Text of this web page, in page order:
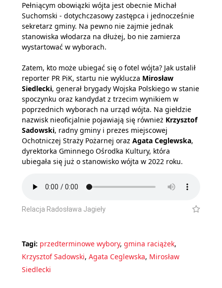
Pełniącym obowiązki wójta jest obecnie Michał
Suchomski - dotychczasowy zastępca i jednocześnie
sekretarz gminy. Na pewno nie zajmie jednak
stanowiska włodarza na dłużej, bo nie zamierza
wystartować w wyborach.
Zatem, kto może ubiegać się o fotel wójta? Jak ustalił
reporter PR PiK, startu nie wyklucza Mirosław
Siedlecki, generał brygady Wojska Polskiego w stanie
spoczynku oraz kandydat z trzecim wynikiem w
poprzednich wyborach na urząd wójta. Na giełdzie
nazwisk nieoficjalnie pojawiają się również Krzysztof
Sadowski, radny gminy i prezes miejscowej
Ochotniczej Straży Pożarnej oraz Agata Ceglewska,
dyrektorka Gminnego Ośrodka Kultury, która
ubiegała się już o stanowisko wójta w 2022 roku.
Relacja Radosława Jagieły
Tagi: przedterminowe wybory, gmina raciążek,
Krzysztof Sadowski, Agata Ceglewska, Mirosław
Siedlecki